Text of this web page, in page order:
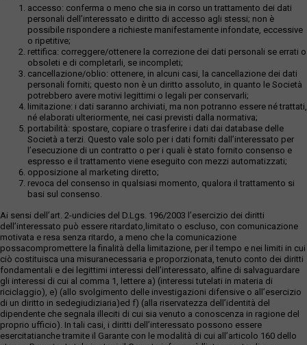
accesso: conferma o meno che sia in corso un trattamento dei dati
personali dell’interessato e diritto di accesso agli stessi; non è
possibile rispondere a richieste manifestamente infondate, eccessive
o ripetitive;
rettifica: correggere/ottenere la correzione dei dati personali se errati o
obsoleti e di completarli, se incompleti;
cancellazione/oblio: ottenere, in alcuni casi, la cancellazione dei dati
personali forniti; questo non è un diritto assoluto, in quanto le Società
potrebbero avere motivi legittimi o legali per conservarli;
limitazione: i dati saranno archiviati, ma non potranno essere né trattati,
né elaborati ulteriormente, nei casi previsti dalla normativa;
portabilità: spostare, copiare o trasferire i dati dai database delle
Società a terzi. Questo vale solo per i dati forniti dall’interessato per
l’esecuzione di un contratto o per i quali è stato fornito consenso e
espresso e il trattamento viene eseguito con mezzi automatizzati;
opposizione al marketing diretto;
revoca del consenso in qualsiasi momento, qualora il trattamento si
basi sul consenso.
Ai sensi dell’art. 2-undicies del D.Lgs. 196/2003 l’esercizio dei diritti
dell’interessato può essere ritardato,limitato o escluso, con comunicazione
motivata e resa senza ritardo, a meno che la comunicazione
possacompromettere la finalità della limitazione, per il tempo e nei limiti in cui
ciò costituisca una misuranecessaria e proporzionata, tenuto conto dei diritti
fondamentali e dei legittimi interessi dell’interessato, alfine di salvaguardare
gli interessi di cui al comma 1, lettere a) (interessi tutelati in materia di
riciclaggio), e) (allo svolgimento delle investigazioni difensive o all’esercizio
di un diritto in sedegiudiziaria)ed f) (alla riservatezza dell’identità del
dipendente che segnala illeciti di cui sia venuto a conoscenza in ragione del
proprio ufficio). In tali casi, i diritti dell’interessato possono essere
esercitatianche tramite il Garante con le modalità di cui all’articolo 160 dello